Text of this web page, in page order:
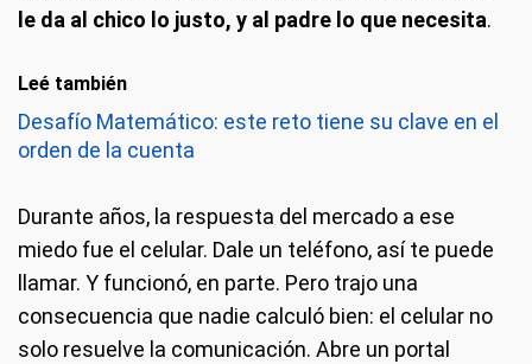
le da al chico lo justo, y al padre lo que necesita.
Leé también
Desafío Matemático: este reto tiene su clave en el
orden de la cuenta
Durante años, la respuesta del mercado a ese
miedo fue el celular. Dale un teléfono, así te puede
llamar. Y funcionó, en parte. Pero trajo una
consecuencia que nadie calculó bien: el celular no
solo resuelve la comunicación. Abre un portal